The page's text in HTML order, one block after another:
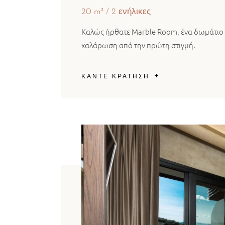
20 m² 2 ενήλικες
Καλώς ήρθατε Marble Room, ένα δωμάτιο
χαλάρωση από την πρώτη στιγμή.
ΚΑΝΤΕ ΚΡΑΤΗΣΗ